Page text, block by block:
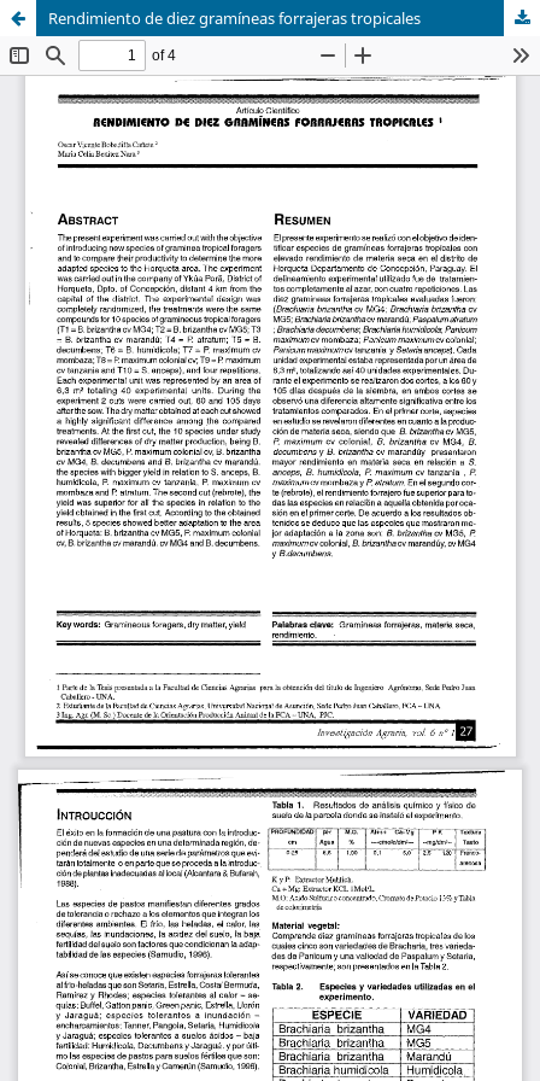
Rendimiento de diez gramíneas forrajeras tropicales